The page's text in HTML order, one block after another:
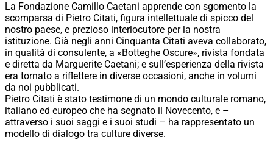
La Fondazione Camillo Caetani apprende con sgomento la
scomparsa di Pietro Citati, figura intellettuale di spicco del
nostro paese, e prezioso interlocutore per la nostra
istituzione. Già negli anni Cinquanta Citati aveva collaborato,
in qualità di consulente, a «Botteghe Oscure», rivista fondata
e diretta da Marguerite Caetani; e sull’esperienza della rivista
era tornato a riflettere in diverse occasioni, anche in volumi
da noi pubblicati.
Pietro Citati è stato testimone di un mondo culturale romano,
italiano ed europeo che ha segnato il Novecento, e –
attraverso i suoi saggi e i suoi studi – ha rappresentato un
modello di dialogo tra culture diverse.